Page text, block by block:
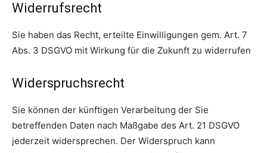
Widerrufsrecht
Sie haben das Recht, erteilte Einwilligungen gem. Art. 7
Abs. 3 DSGVO mit Wirkung für die Zukunft zu widerrufen
Widerspruchsrecht
Sie können der künftigen Verarbeitung der Sie
betreffenden Daten nach Maßgabe des Art. 21 DSGVO
jederzeit widersprechen. Der Widerspruch kann